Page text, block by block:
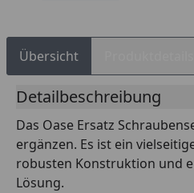
Übersicht
Detailbeschreibung
Das Oase Ersatz
ergänzen. Es ist ein
robusten Konstruktion und
Lösung.